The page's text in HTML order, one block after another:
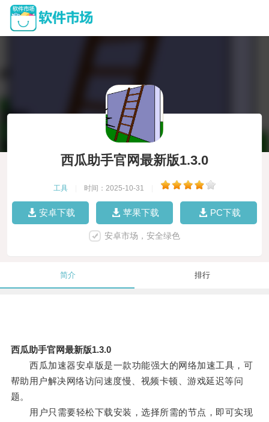
西瓜助手官网最新版1.3.0
工具 时间：2025-10-31
安卓下载 苹果下载 PC下载
安卓市场，安全绿色
简介 排行
西瓜助手官网最新版1.3.0
西瓜加速器安卓版是一款功能强大的网络加速工具，可
帮助用户解决网络访问速度慢、视频卡顿、游戏延迟等问
题。
用户只需要轻松下载安装，选择所需的节点，即可实现